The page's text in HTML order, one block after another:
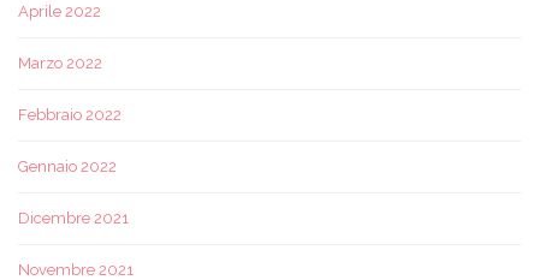
Aprile 2022
Marzo 2022
Febbraio 2022
Gennaio 2022
Dicembre 2021
Novembre 2021